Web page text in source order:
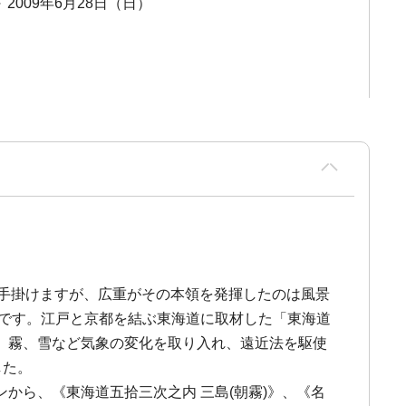
年6月28日（日）
掛けますが、広重がその本領を発揮したのは風景
す。江戸と京都を結ぶ東海道に取材した「東海道
、雪など気象の変化を取り入れ、遠近法を駆使
。
ら、《東海道五拾三次之内 三島(朝霧)》、《名